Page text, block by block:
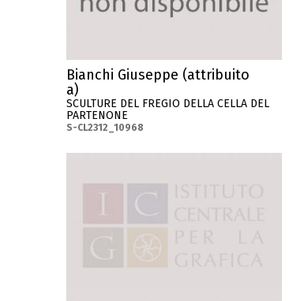
Bianchi Giuseppe (attribuito
a)
SCULTURE DEL FREGIO DELLA CELLA DEL
PARTENONE
S-CL2312_10968